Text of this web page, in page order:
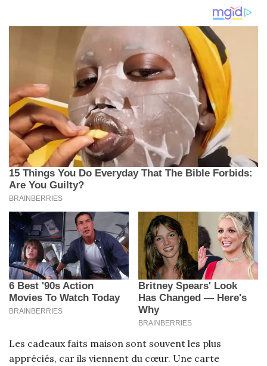
Les cadeaux faits maison sont souvent les plus
appréciés, car ils viennent du cœur. Une carte